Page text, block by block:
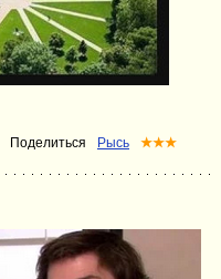
Поделиться Рысь ★★★